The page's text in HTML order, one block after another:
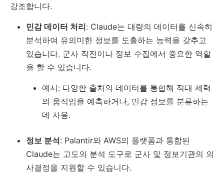
강조합니다.
민감 데이터 처리: Claude는 대량의 데이터를 신속히
분석하여 유의미한 정보를 도출하는 능력을 갖추고
있습니다. 군사 작전이나 정보 수집에서 중요한 역할
을 할 수 있습니다.
예시: 다양한 출처의 데이터를 통합해 적대 세력
의 움직임을 예측하거나, 민감 정보를 분류하는
데 사용.
정보 분석: Palantir와 AWS의 플랫폼과 통합된
Claude는 고도의 분석 도구로 군사 및 정보기관의 의
사결정을 지원할 수 있습니다.